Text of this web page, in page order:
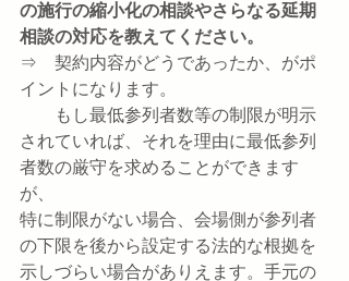
の施行の縮小化の相談やさらなる延期
相談の対応を教えてください。
⇒　契約内容がどうであったか、がポ
イントになります。
もし最低参列者数等の制限が明示
されていれば、それを理由に最低参列
者数の厳守を求めることができます
が、
特に制限がない場合、会場側が参列者
の下限を後から設定する法的な根拠を
示しづらい場合がありえます。手元の